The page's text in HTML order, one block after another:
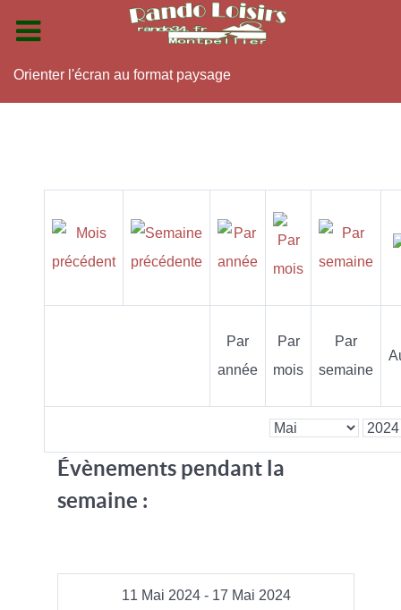
Orienter l'écran au format paysage
Par
année
Par
mois
Par
semaine
Évènements pendant la
semaine :
11 Mai 2024 - 17 Mai 2024